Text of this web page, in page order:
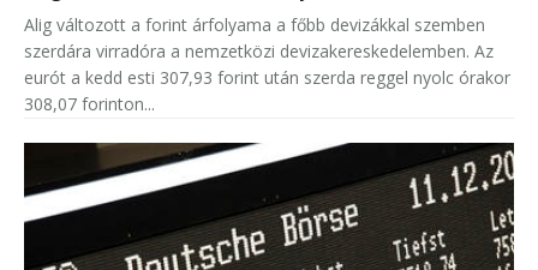
Alig változott a forint árfolyama a főbb devizákkal szemben
szerdára virradóra a nemzetközi devizakereskedelemben. Az
eurót a kedd esti 307,93 forint után szerda reggel nyolc órakor
308,07 forinton...